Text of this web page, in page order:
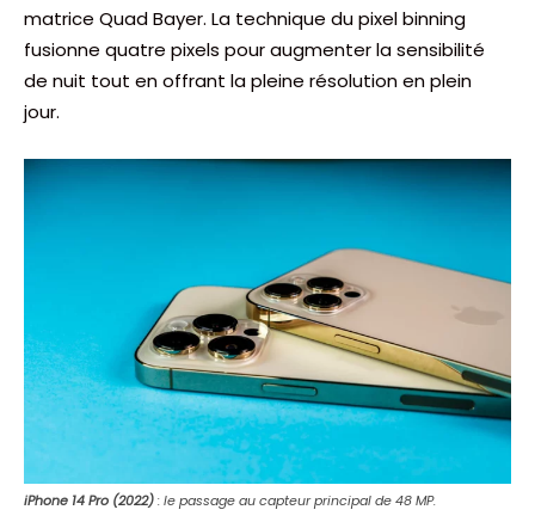
matrice Quad Bayer. La technique du pixel binning
fusionne quatre pixels pour augmenter la sensibilité
de nuit tout en offrant la pleine résolution en plein
jour.
iPhone 14 Pro (2022): le passage au capteur principal de 48 MP.